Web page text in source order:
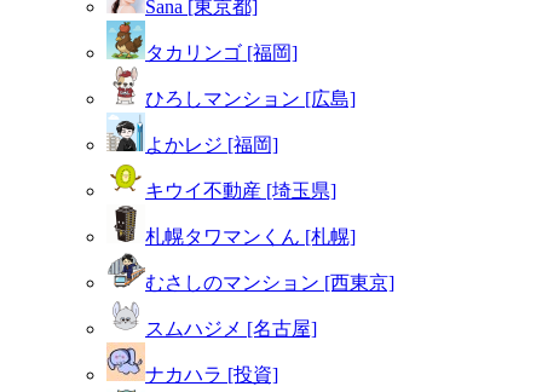
Sana [東京都]
タカリンゴ [福岡]
ひろしマンション [広島]
よかレジ [福岡]
キウイ不動産 [埼玉県]
札幌タワマンくん [札幌]
むさしのマンション [西東京]
スムハジメ [名古屋]
ナカハラ [投資]